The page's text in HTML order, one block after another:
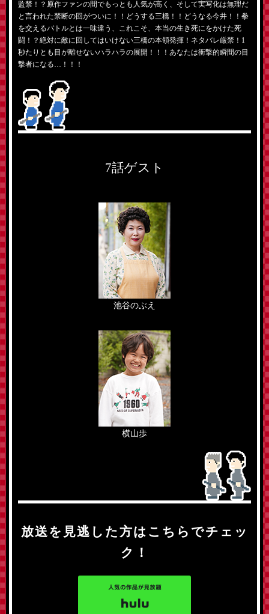
監禁！？原作ファンの間でもっとも人気が高く、そして実写化は無理だ
と言われた禁断の回がついに！！どうする三橋！！どうなる今井！！拳
を交えるバトルとは一味違う、これこそ、本当の生き死にをかけた死
闘！？絶対に敵に回してはいけない三橋の本領発揮！ネタバレ厳禁！1
秒たりとも目が離せないハラハラの展開！！！あなたは衝撃的瞬間の目
撃者になる…！！！
7話ゲスト
池谷のぶえ
横山歩
放送を見逃した方はこちらでチェッ
ク！